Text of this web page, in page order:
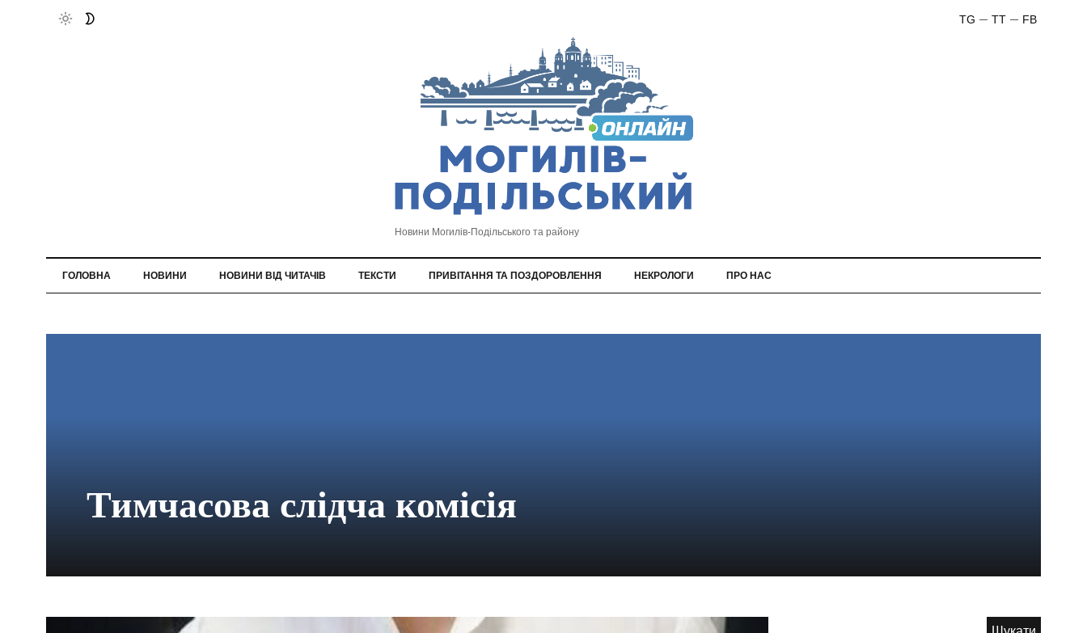
FB
TT
TG
Новини Могилів-Подільського та району
ГОЛОВНА НОВИНИ НОВИНИ ВІД ЧИТАЧІВ ТЕКСТИ ПРИВІТАННЯ ТА ПОЗДОРОВЛЕННЯ НЕКРОЛОГИ ПРО НАС
Тимчасова слідча комісія